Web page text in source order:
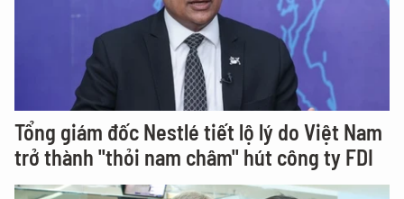
Tổng giám đốc Nestlé tiết lộ lý do Việt Nam
trở thành "thỏi nam châm" hút công ty FDI